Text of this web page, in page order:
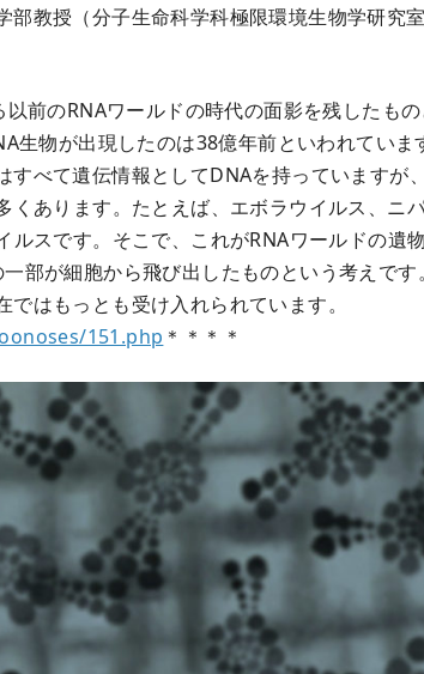
教授（分子生命科学科極限環境生物学研究
前のRNAワールドの時代の面影を残したも
生物が出現したのは38億年前といわれていま
すべて遺伝情報としてDNAを持っていますが
くあります。たとえば、エボラウイルス、ニ
ルスです。そこで、これがRNAワールドの遺
部が細胞から飛び出したものという考えです
はもっとも受け入れられています。
151.php ＊＊＊＊